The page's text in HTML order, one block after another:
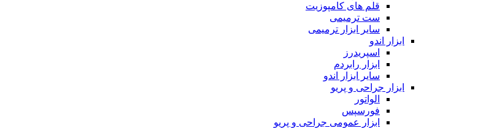
قلم های کامپوزیت
ست ترمیمی
سایر ابزار ترمیمی
ابزار اندو
اسپریدرز
ابزار رابردم
سایر ابزار اندو
ابزار جراحی و پریو
الواتور
فورسپس
ابزار عمومی جراحی و پریو